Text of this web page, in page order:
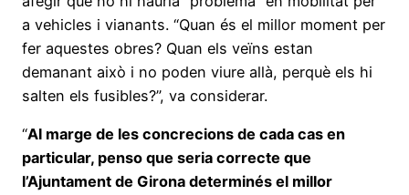
a vehicles i vianants. “Quan és el millor moment per
fer aquestes obres? Quan els veïns estan
demanant això i no poden viure allà, perquè els hi
salten els fusibles?”, va considerar.
“Al marge de les concrecions de cada cas en
particular, penso que seria correcte que
l’Ajuntament de Girona determinés el millor